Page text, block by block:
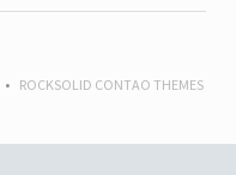
ROCKSOLID CONTAO THEMES